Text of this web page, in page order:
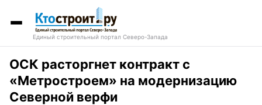
Единый строительный портал Северо-Запада
ОСК расторгнет контракт с
«Метростроем» на модернизацию
Северной верфи